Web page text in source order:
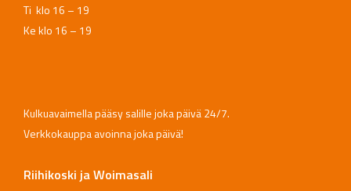
Ti klo 16 – 19
Ke klo 16 – 19
Kulkuavaimella pääsy salille joka päivä 24/7.
Verkkokauppa avoinna joka päivä!
Riihikoski ja Woimasali